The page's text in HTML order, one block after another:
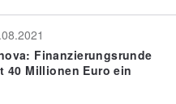
Finanzierungsrunde
40 Millionen Euro ein